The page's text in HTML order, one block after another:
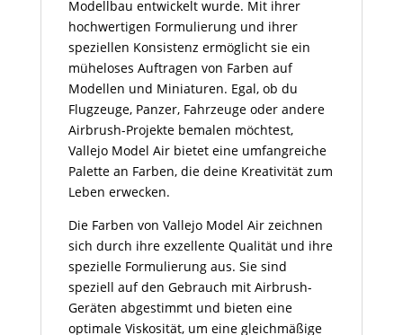
Modellbau entwickelt wurde. Mit ihrer
hochwertigen Formulierung und ihrer
speziellen Konsistenz ermöglicht sie ein
müheloses Auftragen von Farben auf
Modellen und Miniaturen. Egal, ob du
Flugzeuge, Panzer, Fahrzeuge oder andere
Airbrush-Projekte bemalen möchtest,
Vallejo Model Air bietet eine umfangreiche
Palette an Farben, die deine Kreativität zum
Leben erwecken.
Die Farben von Vallejo Model Air zeichnen
sich durch ihre exzellente Qualität und ihre
spezielle Formulierung aus. Sie sind
speziell auf den Gebrauch mit Airbrush-
Geräten abgestimmt und bieten eine
optimale Viskosität, um eine gleichmäßige